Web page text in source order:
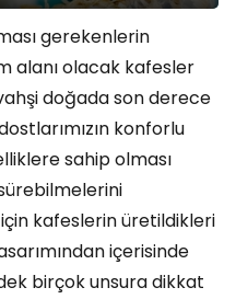
gerekenlerin
alanı olacak kafesler
doğada son derece
konforlu
sahip olması
kafeslerin üretildikleri
içerisinde
birçok unsura dikkat